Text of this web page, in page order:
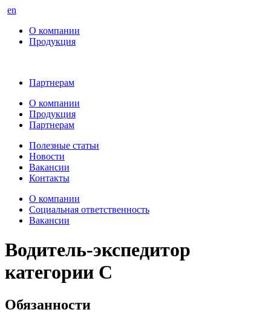
en
О компании
Продукция
Партнерам
О компании
Продукция
Партнерам
Полезные статьи
Новости
Вакансии
Контакты
О компании
Социальная ответственность
Вакансии
Водитель-экспедитор
категории С
Обязанности